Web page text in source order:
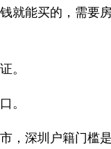
就能买的，需要
。
。
，深圳户籍门槛